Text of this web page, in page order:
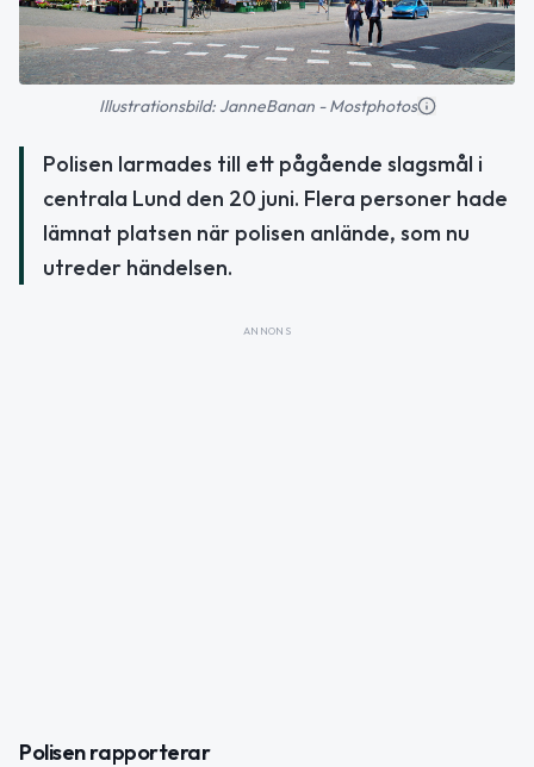
Illustrationsbild: JanneBanan - Mostphotos
Polisen larmades till ett pågående slagsmål i
centrala Lund den 20 juni. Flera personer hade
lämnat platsen när polisen anlände, som nu
utreder händelsen.
ANNONS
Polisen rapporterar